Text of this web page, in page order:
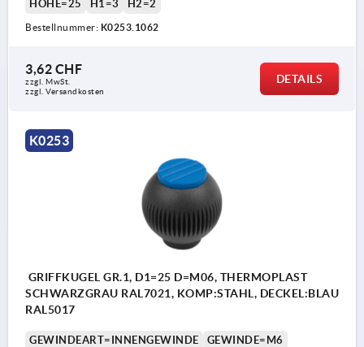
HÖHE=25 H1=3 H2=2
Bestellnummer: K0253.1062
3,62 CHF
zzgl. MwSt.
zzgl. Versandkosten
DETAILS
K0253
GRIFFKUGEL GR.1, D1=25 D=M06, THERMOPLAST
SCHWARZGRAU RAL7021, KOMP:STAHL, DECKEL:BLAU
RAL5017
GEWINDEART=INNENGEWINDE
GEWINDE=M6